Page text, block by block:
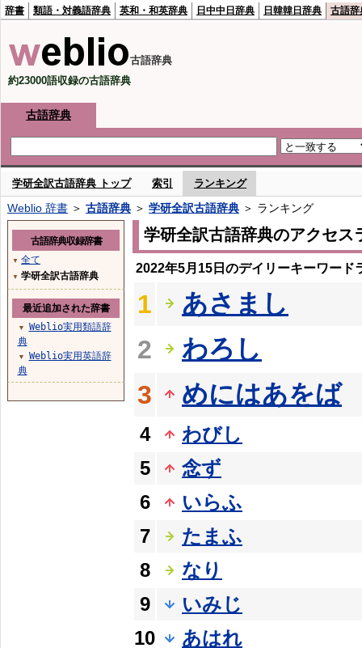
辞書 類語・対義語辞典 英和・和英辞典 日中中日辞典 日韓韓日辞典 古語辞
古語辞典
約23000語収録の古語辞典
古語辞典
学研全訳古語辞典 トップ 索引 ランキング
Weblio 辞書 ＞ 古語辞典 ＞ 学研全訳古語辞典 ＞ ランキング
学研全訳古語辞典のアクセス
2022年5月15日のデイリーキーワード
1
あさまし
2
わろし
3
めにはあをば
4
わびし
5
念ず
6
いらふ
7
たまふ
8
なり
9
いみじ
10
あはれ
古語辞典収録辞書
▼ 全て
▼ 学研全訳古語辞典
最近追加された辞書
▼
Weblio実用類語辞
典
▼
Weblio実用英語辞
典